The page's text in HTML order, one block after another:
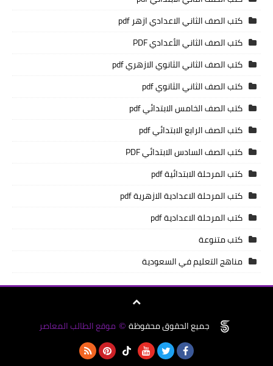
كتب الصف الثاني الاعدادي ازهر pdf
كتب الصف الثاني الأعدادي PDF
كتب الصف الثاني الثانوي الازهري pdf
كتب الصف الثاني الثانوي pdf
كتب الصف الخامس الابتدائي pdf
كتب الصف الرابع الابتدائي pdf
كتب الصف السادس الابتدائي PDF
كتب المرحلة الابتدائية pdf
كتب المرحلة الاعدادية الازهرية pdf
كتب المرحلة الاعدادية pdf
كتب متنوعة
مناهج التعليم في السعودية
جميع الحقوق محفوظة © موقع الطالب المعاصر